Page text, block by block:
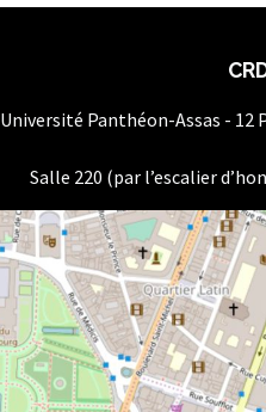
Université Panthéon-Assas - 12
Salle 220 (par l’escalier